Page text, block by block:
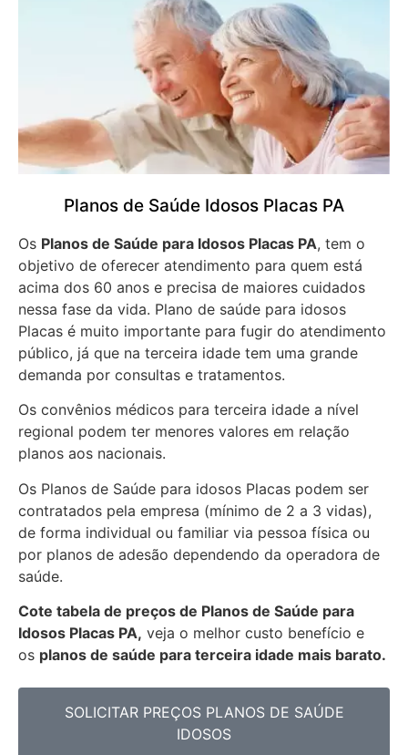
Planos de Saúde Idosos Placas PA
Os Planos de Saúde para Idosos Placas PA, tem o
objetivo de oferecer atendimento para quem está
acima dos 60 anos e precisa de maiores cuidados
nessa fase da vida. Plano de saúde para idosos
Placas é muito importante para fugir do atendimento
público, já que na terceira idade tem uma grande
demanda por consultas e tratamentos.
Os convênios médicos para terceira idade a nível
regional podem ter menores valores em relação
planos aos nacionais.
Os Planos de Saúde para idosos Placas podem ser
contratados pela empresa (mínimo de 2 a 3 vidas),
de forma individual ou familiar via pessoa física ou
por planos de adesão dependendo da operadora de
saúde.
Cote tabela de preços de Planos de Saúde para
Idosos Placas PA, veja o melhor custo benefício e
os planos de saúde para terceira idade mais barato.
SOLICITAR PREÇOS PLANOS DE SAÚDE
IDOSOS